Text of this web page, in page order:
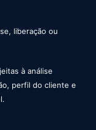
liberação ou
à análise
perfil do cliente e